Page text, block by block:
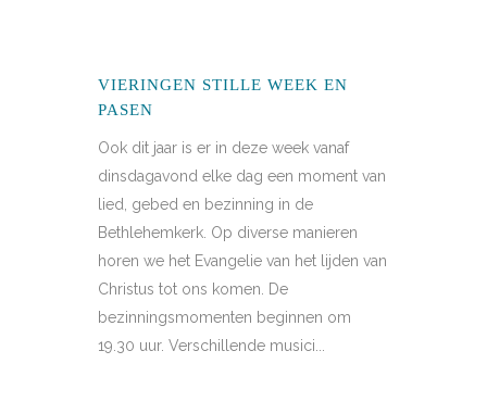
VIERINGEN STILLE WEEK EN
PASEN
Ook dit jaar is er in deze week vanaf
dinsdagavond elke dag een moment van
lied, gebed en bezinning in de
Bethlehemkerk. Op diverse manieren
horen we het Evangelie van het lijden van
Christus tot ons komen. De
bezinningsmomenten beginnen om
19.30 uur. Verschillende musici...